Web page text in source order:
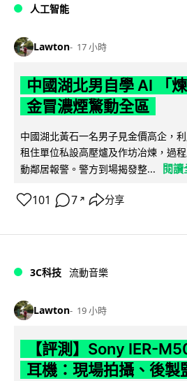
人工智能
Lawton 17 小時
中國湖北男自學 AI 「
金冒濃煙驚動全區
中國湖北黃石一名男子見金價高企，
租住單位私設高壓爐及作坊冶煉，過
動鄰居報警。警方到場揭發整...
閱讀
101 7 ↗ 分享
3C科技 流動音樂
Lawton 19 小時
【評測】Sony IER-
耳機：現場拍攝、後製